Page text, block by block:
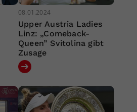
08.01.2024
Upper Austria Ladies
Linz: „Comeback-
Queen” Svitolina gibt
Zusage